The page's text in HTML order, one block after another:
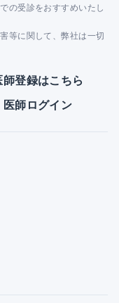
の受診をおすすめいたし
等に関して、弊社は一切
師登録はこちら
医師ログイン